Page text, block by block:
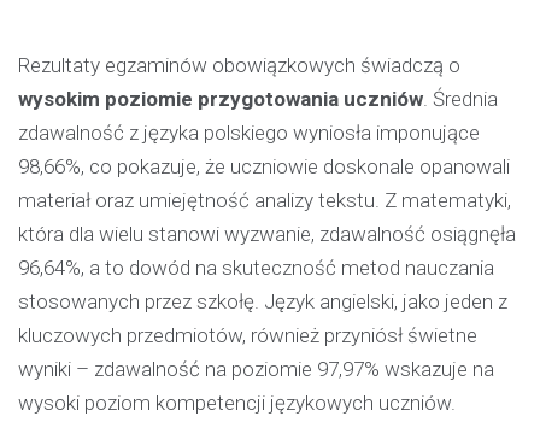
Rezultaty egzaminów obowiązkowych świadczą o
wysokim poziomie przygotowania uczniów. Średnia
zdawalność z języka polskiego wyniosła imponujące
98,66%, co pokazuje, że uczniowie doskonale opanowali
materiał oraz umiejętność analizy tekstu. Z matematyki,
która dla wielu stanowi wyzwanie, zdawalność osiągnęła
96,64%, a to dowód na skuteczność metod nauczania
stosowanych przez szkołę. Język angielski, jako jeden z
kluczowych przedmiotów, również przyniósł świetne
wyniki – zdawalność na poziomie 97,97% wskazuje na
wysoki poziom kompetencji językowych uczniów.